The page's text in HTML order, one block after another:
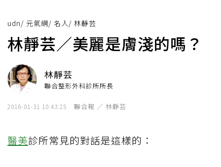
udn/ 元氣網/ 名人/ 林靜芸
林靜芸／美麗是膚淺的嗎？
林靜芸
聯合整形外科診所所長
2016-01-31 10:43:25 聯合報 ／ 林靜芸
醫美診所常見的對話是這樣的：